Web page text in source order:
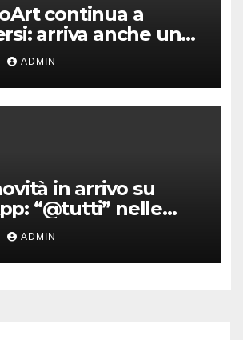
continua a
arriva anche un
fascia alta
ADMIN
in arrivo su
“@tutti” nelle
e non solo
ADMIN